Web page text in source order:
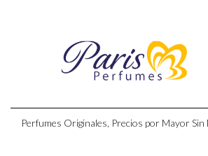
Perfumes Originales, Precios por Mayor